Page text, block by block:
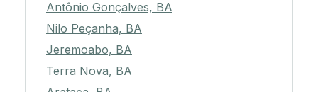
Antônio Gonçalves, BA
Nilo Peçanha, BA
Jeremoabo, BA
Terra Nova, BA